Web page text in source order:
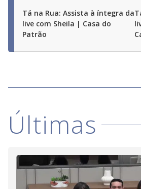
Tá na Rua: Assista à íntegra da
live com Sheila | Casa do
Patrão
Últimas